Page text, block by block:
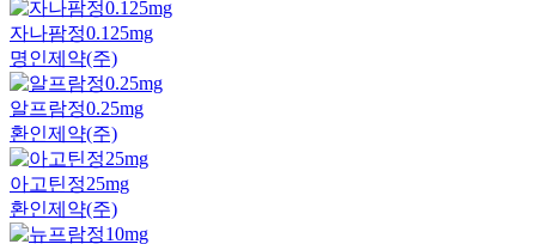
자나팜정0.125mg
명인제약(주)
알프람정0.25mg
환인제약(주)
아고틴정25mg
환인제약(주)